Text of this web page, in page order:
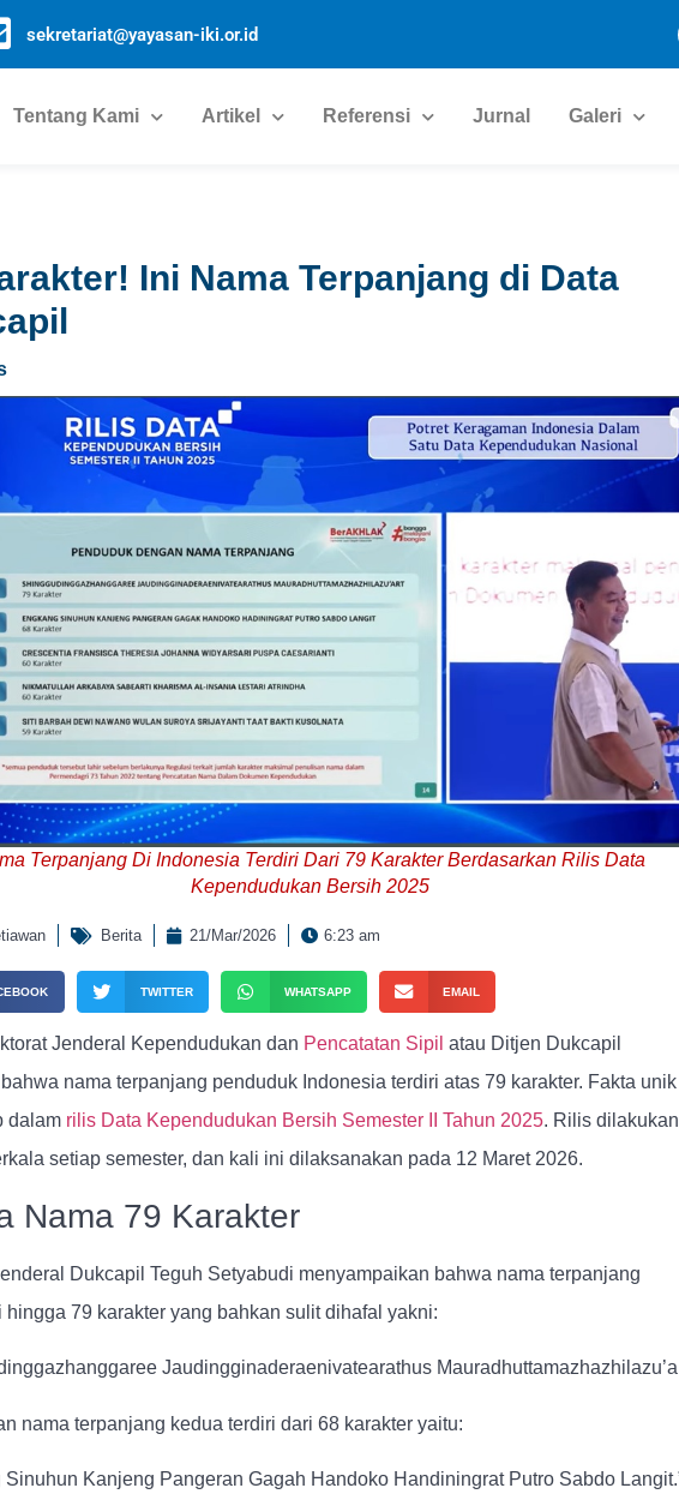
sekretariat@yayasan-iki.or.id
Tentang Kami Artikel Referensi Jurnal Galeri
Ini Nama Terpanjang di Data
Terpanjang Di Indonesia Terdiri Dari 79 Karakter Berdasarkan Rilis Data
Kependudukan Bersih 2025
Berita 21/Mar/2026 6:23 am
TWITTER WHATSAPP EMAIL
Jenderal Kependudukan dan Pencatatan Sipil atau Ditjen Dukcapil
nama terpanjang penduduk Indonesia terdiri atas 79 karakter. Fakta
dalam rilis Data Kependudukan Bersih Semester II Tahun 2025. Rilis dilakukan
setiap semester, dan kali ini dilaksanakan pada 12 Maret 2026.
Nama 79 Karakter
Dukcapil Teguh Setyabudi menyampaikan bahwa nama terpanjang
hingga 79 karakter yang bahkan sulit dihafal yakni:
Jaudingginaderaenivatearathus
nama terpanjang kedua terdiri dari 68 karakter yaitu:
Sinuhun Kanjeng Pangeran Gagah Handoko Handiningrat Putro Sabdo